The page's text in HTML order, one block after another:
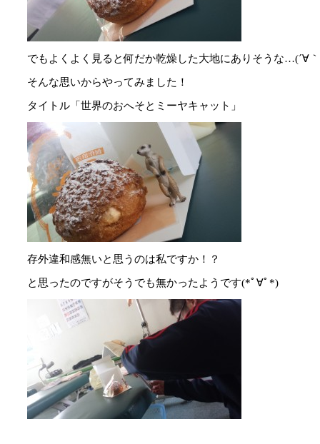
でもよくよく見ると何だか乾燥した大地にありそうな…(´∀
そんな思いからやってみました！
タイトル「世界のおへそとミーヤキャット 」
存外違和感無いと思うのは私ですか！？
と思ったのですがそうでも無かったようです(*ﾟ∀ﾟ*)